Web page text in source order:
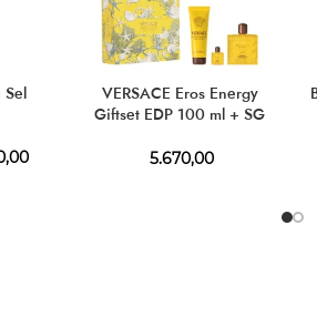
Sel
VERSACE Eros Energy
Giftset EDP 100 ml + SG
5.670,00